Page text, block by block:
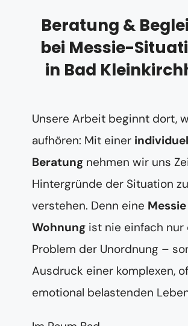
Beratung &
bei Messie-
in Bad
Unsere Arbeit beginnt dort,
aufhören: Mit einer
Beratung nehmen wir uns
Hintergründe der Situation zu
verstehen. Denn eine Messie
Wohnung ist nie einfach nur
Problem der Unordnung –
Ausdruck einer komplexen,
emotional belastenden